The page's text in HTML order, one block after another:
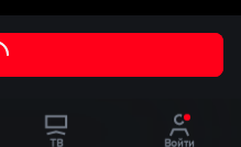
ТВ Войти